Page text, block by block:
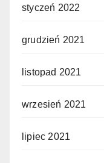
styczeń 2022
grudzień 2021
listopad 2021
wrzesień 2021
lipiec 2021